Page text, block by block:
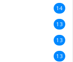
14
13
13
13